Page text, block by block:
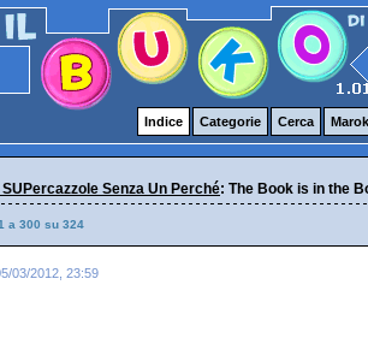
Indice Categorie Cerca
Senza Un Perché: The Book is in the
a 300 su 324
03/2012, 23:59